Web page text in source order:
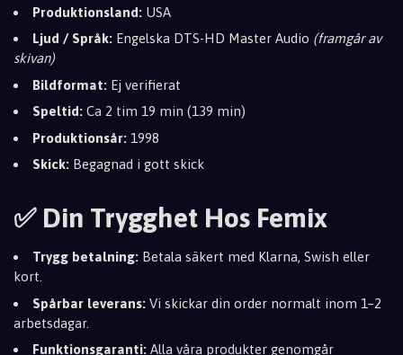
Produktionsland: USA
Ljud / Språk: Engelska DTS-HD Master Audio (framgår av
skivan)
Bildformat: Ej verifierat
Speltid: Ca 2 tim 19 min (139 min)
Produktionsår: 1998
Skick: Begagnad i gott skick
✅ Din Trygghet Hos Femix
Trygg betalning: Betala säkert med Klarna, Swish eller
kort.
Spårbar leverans: Vi skickar din order normalt inom 1–2
arbetsdagar.
Funktionsgaranti: Alla våra produkter genomgår